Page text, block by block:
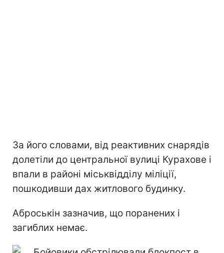
За його словами, від реактивних снарядів
долетіли до центральної вулиці Курахове і
впали в районі міськвідділу міліції,
пошкодивши дах житлового будинку.
Аброськін зазначив, що поранених і
загиблих немає.